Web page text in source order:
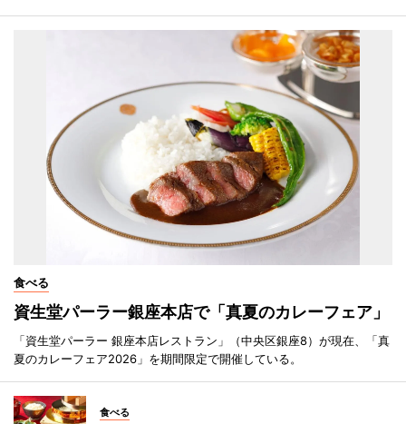
食べる
資生堂パーラー銀座本店で「真夏のカレーフェア」
「資生堂パーラー 銀座本店レストラン」（中央区銀座8）が現在、「真
夏のカレーフェア2026」を期間限定で開催している。
食べる